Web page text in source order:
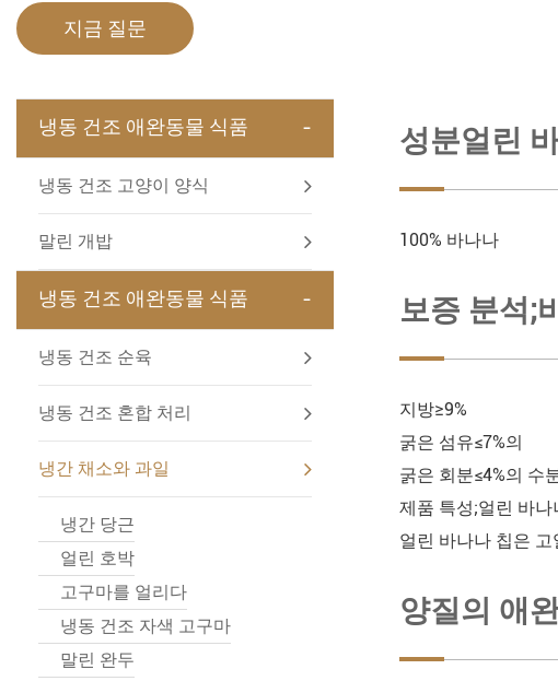
지금 질문
냉동 건조 애완동물 식품 -
냉동 건조 고양이 양식
말린 개밥
냉동 건조 애완동물 식품 -
냉동 건조 순육
냉동 건조 혼합 처리
냉간 채소와 과일
냉간 당근
얼린 호박
고구마를 얼리다
냉동 건조 자색 고구마
말린 완두
성분얼린
100% 바나나
보증 분석;
지방≥9%
굵은 섬유≤7%의
굵은 회분≤4%의 수
제품 특성;얼린 바나
얼린 바나나 칩은
양질의 애